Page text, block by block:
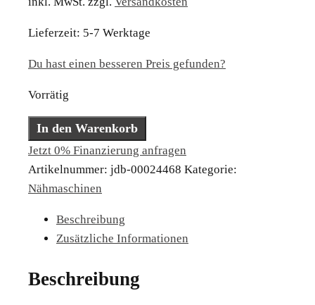
Lieferzeit: 5-7 Werktage
Du hast einen besseren Preis gefunden?
Vorrätig
Gritzner
Tipmatic
6152
Nähmaschine
In den Warenkorb
Jetzt 0% Finanzierung anfragen
Artikelnummer: jdb-00024468 Kategorie:
Nähmaschinen
Beschreibung
Zusätzliche Informationen
Beschreibung